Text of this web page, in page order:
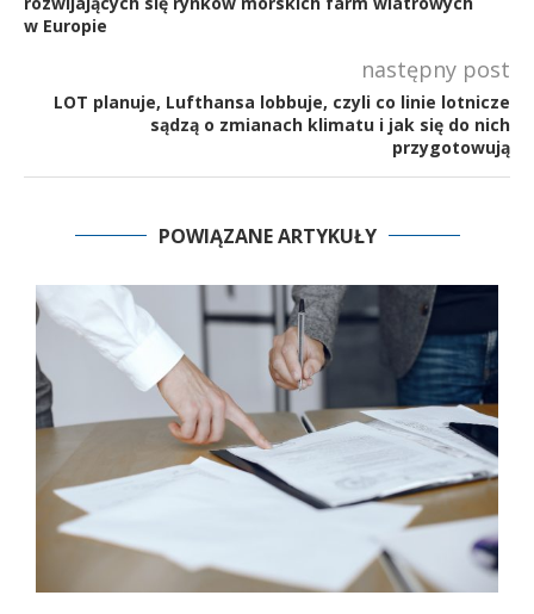
w Europie
następny post
LOT planuje, Lufthansa lobbuje, czyli co linie lotnicze
sądzą o zmianach klimatu i jak się do nich
przygotowują
POWIĄZANE ARTYKUŁY